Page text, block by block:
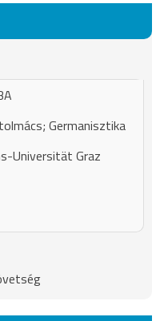
Germanisztika
Universität Graz